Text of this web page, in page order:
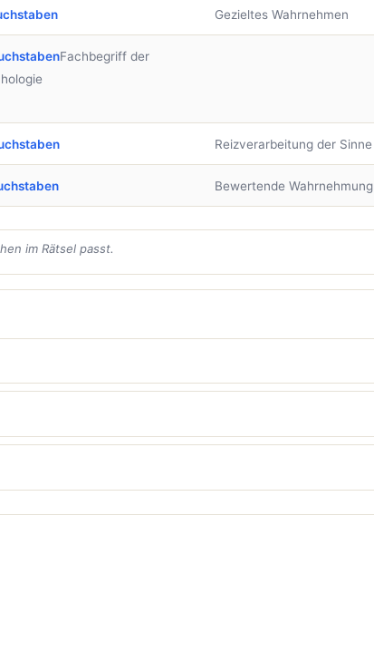
Gezieltes Wahrnehmen
Fachbegriff der
Reizverarbeitung der Sinne
Bewertende Wahrnehmung
im Rätsel passt.